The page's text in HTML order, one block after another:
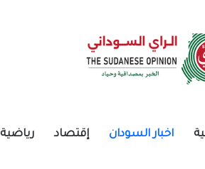
اخبار السودان إقتصاد رياضية